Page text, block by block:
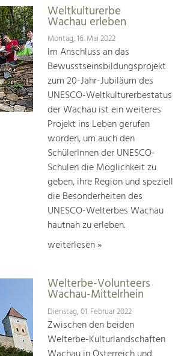
Weltkulturerbe
Wachau erleben
Montag, 16. Mai 2022
Im Anschluss an das
Bewusstseinsbildungsprojekt
zum 20-Jahr-Jubiläum des
UNESCO-Weltkulturerbestatus
der Wachau ist ein weiteres
Projekt ins Leben gerufen
worden, um auch den
SchülerInnen der UNESCO-
Schulen die Möglichkeit zu
geben, ihre Region und speziell
die Besonderheiten des
UNESCO-Welterbes Wachau
hautnah zu erleben.
weiterlesen »
Welterbe-Volunteers
Wachau-Mittelrhein
Dienstag, 01. Februar 2022
Zwischen den beiden
Welterbe-Kulturlandschaften